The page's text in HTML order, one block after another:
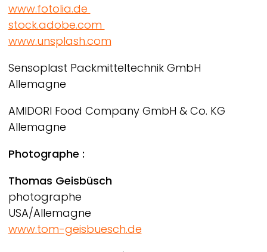
www.fotolia.de
stock.adobe.com
www.unsplash.com
Sensoplast Packmitteltechnik GmbH
Allemagne
AMIDORI Food Company GmbH & Co. KG
Allemagne
Photographe :
Thomas Geisbüsch
photographe
USA/Allemagne
www.tom-geisbuesch.de